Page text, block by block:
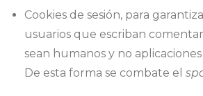
Cookies de sesión, para
usuarios que escriban
sean humanos y no
De esta forma se combate el